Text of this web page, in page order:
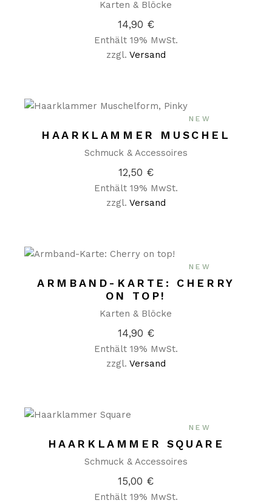
Karten & Blöcke
14,90 €
Enthält 19% MwSt.
zzgl. Versand
NEW
HAARKLAMMER MUSCHEL
Schmuck & Accessoires
12,50 €
Enthält 19% MwSt.
zzgl. Versand
NEW
ARMBAND-KARTE: CHERRY
ON TOP!
Karten & Blöcke
14,90 €
Enthält 19% MwSt.
zzgl. Versand
NEW
HAARKLAMMER SQUARE
Schmuck & Accessoires
15,00 €
Enthält 19% MwSt.